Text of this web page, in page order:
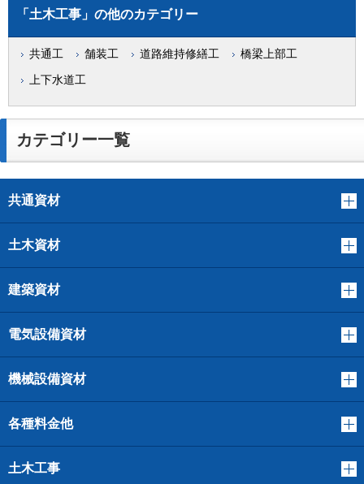
「土木工事」の他のカテゴリー
共通工 舗装工 道路維持修繕工 橋梁上部工
上下水道工
カテゴリー一覧
共通資材
土木資材
建築資材
電気設備資材
機械設備資材
各種料金他
土木工事